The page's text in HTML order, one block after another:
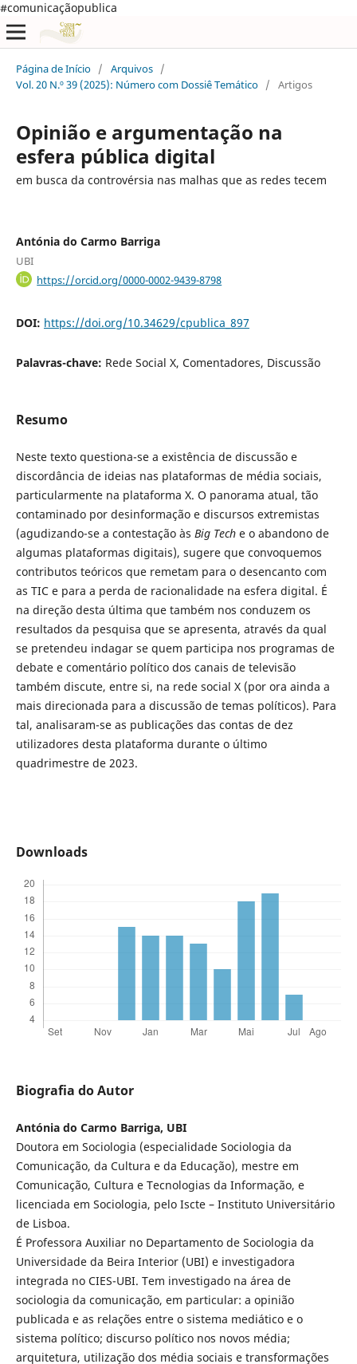
#comunicaçãopublica
Página de Início / Arquivos /
Vol. 20 N.º 39 (2025): Número com Dossiê Temático / Artigos
Opinião e argumentação na
esfera pública digital
em busca da controvérsia nas malhas que as redes tecem
Antónia do Carmo Barriga
UBI
https://orcid.org/0000-0002-9439-8798
DOI: https://doi.org/10.34629/cpublica_897
Palavras-chave: Rede Social X, Comentadores, Discussão
Resumo
Neste texto questiona-se a existência de discussão e
discordância de ideias nas plataformas de média sociais,
particularmente na plataforma X. O panorama atual, tão
contaminado por desinformação e discursos extremistas
(agudizando-se a contestação às Big Teche o abandono de
algumas plataformas digitais), sugere que convoquemos
contributos teóricos que remetam para o desencanto com
as TIC e para a perda de racionalidade na esfera digital. É
na direção desta última que também nos conduzem os
resultados da pesquisa que se apresenta, através da qual
se pretendeu indagar se quem participa nos programas de
debate e comentário político dos canais de televisão
também discute, entre si, na rede social X (por ora ainda a
mais direcionada para a discussão de temas políticos). Para
tal, analisaram-se as publicações das contas de dez
utilizadores desta plataforma durante o último
quadrimestre de 2023.
Downloads
Biografia do Autor
Antónia do Carmo Barriga, UBI
Doutora em Sociologia (especialidade Sociologia da
Comunicação, da Cultura e da Educação), mestre em
Comunicação, Cultura e Tecnologias da Informação, e
licenciada em Sociologia, pelo Iscte – Instituto Universitário
de Lisboa.
É Professora Auxiliar no Departamento de Sociologia da
Universidade da Beira Interior (UBI) e investigadora
integrada no CIES-UBI. Tem investigado na área de
sociologia da comunicação, em particular: a opinião
publicada e as relações entre o sistema mediático e o
sistema político; discurso político nos novos média;
arquitetura, utilização dos média sociais e transformações